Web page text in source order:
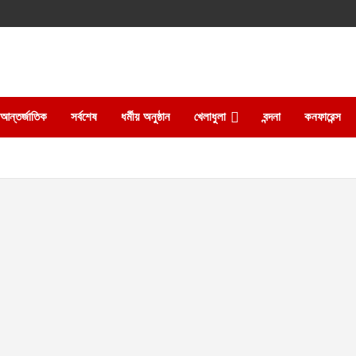
আন্তর্জাতিক সর্বশেষ ধর্মীয় অনুষ্ঠান খেলাধুলা বন্দনা কনফারেন্স